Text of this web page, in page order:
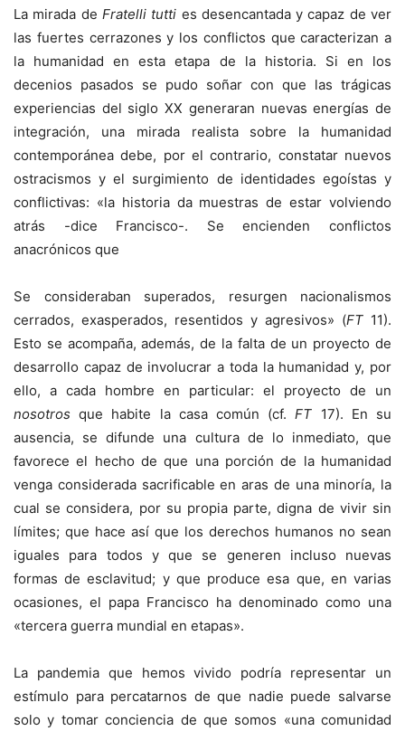
La mirada de Fratelli tutti es desencantada y capaz de ver
las fuertes cerrazones y los conflictos que caracterizan a
la humanidad en esta etapa de la historia. Si en los
decenios pasados se pudo soñar con que las trágicas
experiencias del siglo XX generaran nuevas energías de
integración, una mirada realista sobre la humanidad
contemporánea debe, por el contrario, constatar nuevos
ostracismos y el surgimiento de identidades egoístas y
conflictivas: «la historia da muestras de estar volviendo
atrás -dice Francisco-. Se encienden conflictos
anacrónicos que
Se consideraban superados, resurgen nacionalismos
cerrados, exasperados, resentidos y agresivos» (FT 11).
Esto se acompaña, además, de la falta de un proyecto de
desarrollo capaz de involucrar a toda la humanidad y, por
ello, a cada hombre en particular: el proyecto de un
nosotros que habite la casa común (cf.FT 17). En su
ausencia, se difunde una cultura de lo inmediato, que
favorece el hecho de que una porción de la humanidad
venga considerada sacrificable en aras de una minoría, la
cual se considera, por su propia parte, digna de vivir sin
límites; que hace así que los derechos humanos no sean
iguales para todos y que se generen incluso nuevas
formas de esclavitud; y que produce esa que, en varias
ocasiones, el papa Francisco ha denominado como una
«tercera guerra mundial en etapas».
La pandemia que hemos vivido podría representar un
estímulo para percatarnos de que nadie puede salvarse
solo y tomar conciencia de que somos «una comunidad